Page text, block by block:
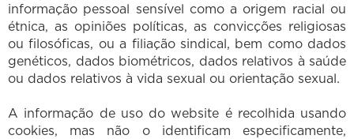
informação pessoal sensível como a origem racial ou
étnica, as opiniões políticas, as convicções religiosas
ou filosóficas, ou a filiação sindical, bem como dados
genéticos, dados biométricos, dados relativos à saúde
ou dados relativos à vida sexual ou orientação sexual.
A informação de uso do website é recolhida usando
cookies, mas não o identificam especificamente,